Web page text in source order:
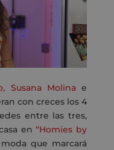
Susana Molina e
con creces los 4
entre las tres,
en“Homies by
que marcará